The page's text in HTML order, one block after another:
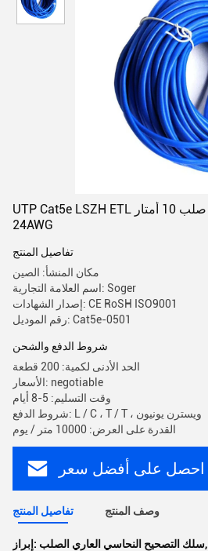
UTP Cat5e LSZH ETL سلك رقعة نحاسي عاري صلب 10 أمتار
24AWG
تفاصيل المنتج
مكان المنشأ: الصين
اسم العلامة التجارية: Soger
إصدار الشهادات: CE RoSH ISO9001
رقم الموديل: Cat5e-0501
شروط الدفع والشحن
الحد الأدنى لكمية: 200 قطعة
الأسعار: negotiable
وقت التسليم: 5-8 أيام
شروط الدفع: L / C ، T / T ، ويسترن يونيون
القدرة على العرض: 10000 متر / يوم
احصل على أفضل سعر
تفاصيل المنتج وصف المنتج
إبراز: سلك التصحيح النحاسي العاري الصلب,